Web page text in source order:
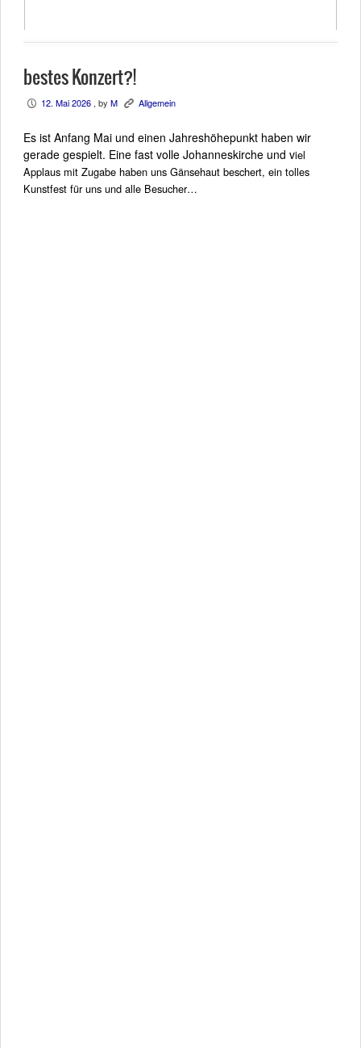
bestes Konzert?!
P 12. Mai 2026 , by M K Allgemein
Es ist Anfang Mai und einen Jahreshöhepunkt haben wir
gerade gespielt. Eine fast volle Johanneskirche und viel
Applaus mit Zugabe haben uns Gänsehaut beschert, ein tolles
Kunstfest für uns und alle Besucher…